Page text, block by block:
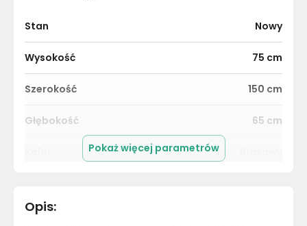
Stan Nowy
Wysokość 75 cm
Szerokość 150 cm
Głębokość 65 cm
Kolor Frontu
Pokaż więcej parametrów
Opis: